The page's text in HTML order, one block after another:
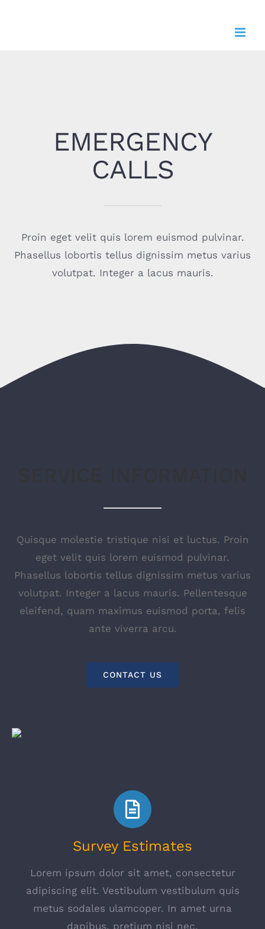
EMERGENCY
CALLS
Proin eget velit quis lorem euismod pulvinar.
Phasellus lobortis tellus dignissim metus varius
volutpat. Integer a lacus mauris.
Quisque molestie tristique nisi et luctus. Proin
eget velit quis lorem euismod pulvinar.
Phasellus lobortis tellus dignissim metus varius
volutpat. Integer a lacus mauris. Pellentesque
eleifend, quam maximus euismod porta, felis
ante viverra arcu.
CONTACT US
Survey Estimates
Lorem ipsum dolor sit amet, consectetur
adipiscing elit. Vestibulum vestibulum quis
metus sodales ulamcoper. In amet urna
dapibus, pretium nisi nec.